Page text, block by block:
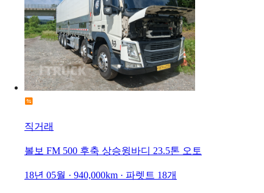
직거래
볼보 FM 500 후축 상승윙바디 23.5톤 오토
18년 05월 · 940,000km · 파렛트 18개